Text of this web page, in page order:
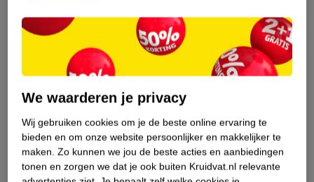
.
Alleen in de winkel
We waarderen je privacy
Wij gebruiken cookies om je de beste online ervaring te
bieden en om onze website persoonlijker en makkelijker te
maken. Zo kunnen we jou de beste acties en aanbiedingen
tonen en zorgen we dat je ook buiten Kruidvat.nl relevante